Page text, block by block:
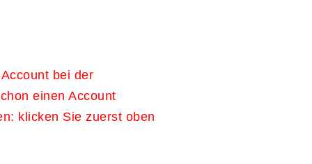
bei der
einen Account
klicken Sie zuerst oben